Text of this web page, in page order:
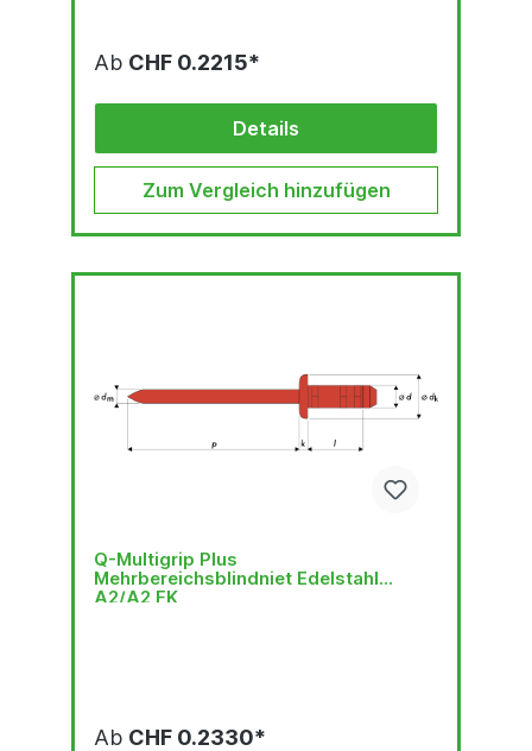
Ab CHF 0.2215*
Details
Zum Vergleich hinzufügen
Q-Multigrip Plus
Mehrbereichsblindniet Edelstahl
A2/A2 FK
Ab CHF 0.2330*